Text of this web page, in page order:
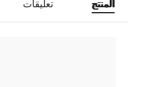
المنتج تعليقات